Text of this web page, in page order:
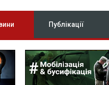
Публікації